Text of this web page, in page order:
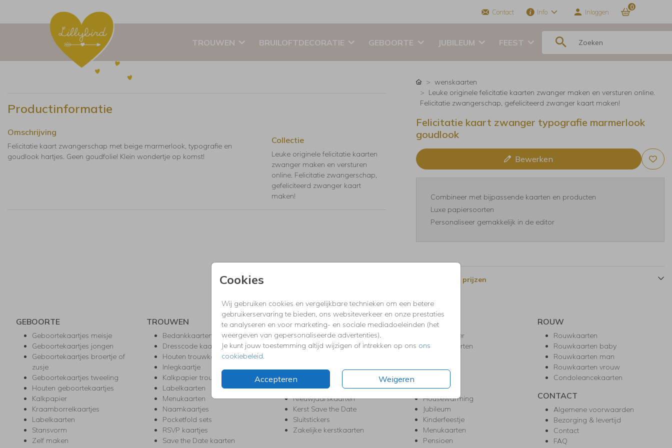
Contact Info Inloggen
0
TROUWEN BRUILOFTDECORATIE GEBOORTE JUBILEUM FEEST
Cookies
Wij gebruiken cookies en vergelijkbare technieken om een betere
gebruikerservaring te bieden, ons websiteverkeer en onze prestaties
te analyseren en voor marketing- en sociale mediadoeleinden (het
weergeven van gepersonaliseerde advertenties).
Je kunt jouw toestemming altijd wijzigen of intrekken op ons ons
cookiebeleid.
Accepteren Weigeren
Productinformatie
Omschrijving
Felicitatie kaart zwangerschap met beige marmerlook, typografie en
goudlook hartjes. Geen goudfolie! Klein wondertje op komst!
Collectie
Leuke originele felicitatie kaarten
zwanger maken en versturen
online. Felicitatie zwangerschap,
gefeliciteerd zwanger kaart
maken!
wenskaarten
Leuke originele felicitatie kaarten zwanger maken en versturen online.
Felicitatie zwangerschap, gefeliciteerd zwanger kaart maken!
Felicitatie kaart zwanger typografie marmerlook
goudlook
Bewerken
Combineer met bijpassende kaarten en producten
Luxe papiersoorten
Personaliseer gemakkelijk in de editor
Formaten en prijzen
GEBOORTE
Geboortekaartjes meisje
Geboortekaartjes jongen
Geboortekaartjes broertje of
zusje
Geboortekaartjes tweeling
Houten geboortekaartjes
Kalkpapier
Kraamborrelkaartjes
Labelkaarten
Stansvorm
Zelf maken
TROUWEN
Bedankkaarten
Dresscode kaartjes
Houten trouwkaarten
Inlegkaartje
Kalkpapier trouwkaarten
Labelkaarten
Menukaarten
Naamkaartjes
Pocketfold sets
RSVP kaartjes
Save the Date kaarten
KERST
Kerstkaarten
Kerstborrel uitnodigingen
Kerst trouwkaarten
Kerst-verhuiskaarten
Nieuwjaarskaarten
Kerst Save the Date
Sluitstickers
Zakelijke kerstkaarten
FEEST
Babyshower
Bedankkaarten
High Tea
Housewarming
Jubileum
Kinderfeestje
Menukaarten
Pensioen
ROUW
Rouwkaarten
Rouwkaarten baby
Rouwkaarten man
Rouwkaarten vrouw
Condoleancekaarten
CONTACT
Algemene voorwaarden
Bezorging & levertijd
Contact
FAQ